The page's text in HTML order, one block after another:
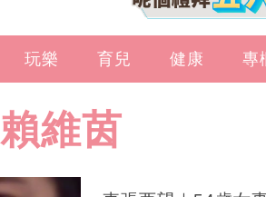
玩樂 育兒 健康 專
賴維茵